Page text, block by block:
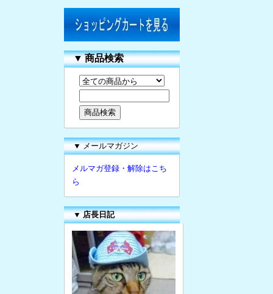
▼商品検索
▼ メールマガジン
メルマガ登録・解除はこち
ら
▼ 店長日記